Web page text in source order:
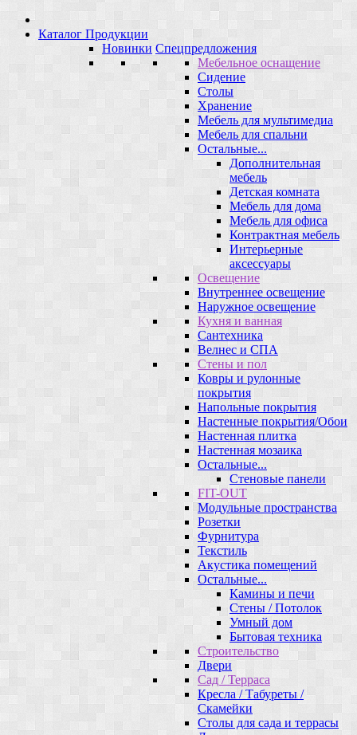
Каталог Продукции
Новинки Спецпредложения
Мебельное оснащение
Сидение
Столы
Хранение
Мебель для мультимедиа
Мебель для спальни
Остальные...
Дополнительная
мебель
Детская комната
Мебель для дома
Мебель для офиса
Контрактная мебель
Интерьерные
аксессуары
Освещение
Внутреннее освещение
Наружное освещение
Кухня и ванная
Сантехника
Велнес и СПА
Стены и пол
Ковры и рулонные
покрытия
Напольные покрытия
Настенные покрытия/Обои
Настенная плитка
Настенная мозаика
Остальные...
Стеновые панели
FIT-OUT
Модульные пространства
Розетки
Фурнитура
Текстиль
Акустика помещений
Остальные...
Камины и печи
Стены / Потолок
Умный дом
Бытовая техника
Строительство
Двери
Сад / Терраса
Кресла / Табуреты /
Скамейки
Столы для сада и террасы